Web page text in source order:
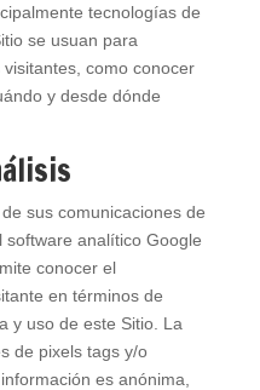
tecnologías de
se usuan para
como conocer
y desde dónde
sus comunicaciones de
analítico Google
conocer el
en términos de
y uso de este Sitio. La
de pixels tags y/o
es anónima,